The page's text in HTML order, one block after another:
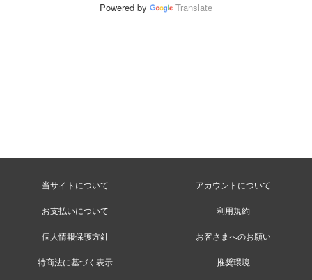
Powered by Translate
当サイトについて アカウントについて
お支払いについて 利用規約
個人情報保護方針 お客さまへのお願い
特商法に基づく表示 推奨環境